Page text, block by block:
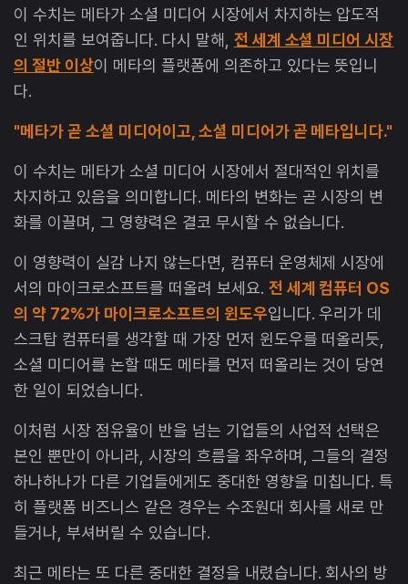
이 수치는 메타가 소셜 미디어 시장에서 차지하는 압도적
인 위치를 보여줍니다. 다시 말해, 전 세계 소셜 미디어 시장
의 절반 이상이 메타의 플랫폼에 의존하고 있다는 뜻입니
다.
"메타가 곧 소셜 미디어이고, 소셜 미디어가 곧 메타입니다."
이 수치는 메타가 소셜 미디어 시장에서 절대적인 위치를
차지하고 있음을 의미합니다. 메타의 변화는 곧 시장의 변
화를 이끌며, 그 영향력은 결코 무시할 수 없습니다.
이 영향력이 실감 나지 않는다면, 컴퓨터 운영체제 시장에
서의 마이크로소프트를 떠올려 보세요. 전 세계 컴퓨터 OS
의 약 72%가 마이크로소프트의 윈도우입니다. 우리가 데
스크탑 컴퓨터를 생각할 때 가장 먼저 윈도우를 떠올리듯,
소셜 미디어를 논할 때도 메타를 먼저 떠올리는 것이 당연
한 일이 되었습니다.
이처럼 시장 점유율이 반을 넘는 기업들의 사업적 선택은
본인 뿐만이 아니라, 시장의 흐름을 좌우하며, 그들의 결정
하나하나가 다른 기업들에게도 중대한 영향을 미칩니다. 특
히 플랫폼 비즈니스 같은 경우는 수조원대 회사를 새로 만
들거나, 부셔버릴 수 있습니다.
최근 메타는 또 다른 중대한 결정을 내렸습니다. 회사의 방